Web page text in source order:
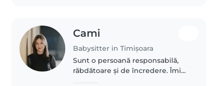
Cami
Babysitter in Timișoara
Sunt o persoană responsabilă,
răbdătoare și de încredere. Îmi